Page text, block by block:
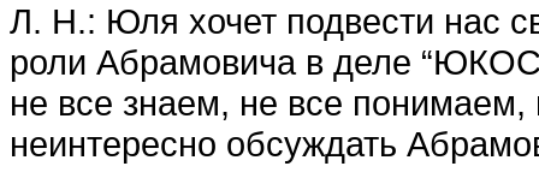
Л. Н.: Юля хочет подвести нас
роли Абрамовича в деле
не все знаем, не все
неинтересно обсуждать